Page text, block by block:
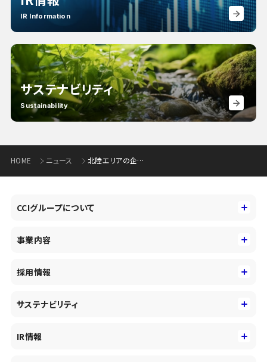
IR Information
サステナビリティ
Sustainability
HOME ニュース 北陸エリアの企業成長支援を目的とした「CCIクラブ 100億企業化研究会」の開講について
CCIグループについて
コーポレートアイデンティティ
会社概要・沿革
事業内容
コンサルティング&アドバイザリー
投資事業の拡大
採用情報
キャリア採用
サステナビリティ
IR情報